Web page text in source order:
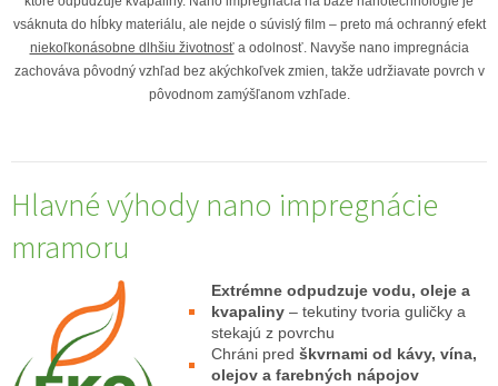
vsáknuta do hĺbky materiálu, ale nejde o súvislý film – preto má ochranný efekt
niekoľkonásobne dlhšiu životnosťa odolnosť. Navyše nano impregnácia
zachováva pôvodný vzhľad bez akýchkoľvek zmien, takže udržiavate povrch v
pôvodnom zamýšľanom vzhľade.
Hlavné výhody nano impregnácie
mramoru
Extrémne odpudzuje vodu, oleje a
kvapaliny – tekutiny tvoria guličky a
stekajú z povrchu
Chráni pred škvrnami od kávy, vína,
olejov a farebných nápojov